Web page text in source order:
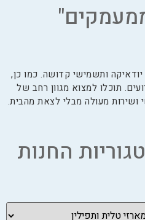
ותשמישי קדושה. כמו כן,
תוכלו למצוא מגוון רחב של
ושירות מעולה מבלי לצאת מהבית.
החנות